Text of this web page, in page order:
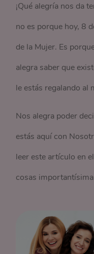
¡Qué alegría nos da
no es porque hoy, 8
de la Mujer. Es
alegra saber que
le estás regalando al
Nos alegra poder
estás aquí con
leer este artículo en
cosas